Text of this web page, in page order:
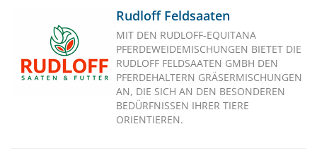
Rudloff Feldsaaten
MIT DEN RUDLOFF-EQUITANA
PFERDEWEIDEMISCHUNGEN BIETET DIE
RUDLOFF FELDSAATEN GMBH DEN
PFERDEHALTERN GRÄSERMISCHUNGEN
AN, DIE SICH AN DEN BESONDEREN
BEDÜRFNISSEN IHRER TIERE
ORIENTIEREN.